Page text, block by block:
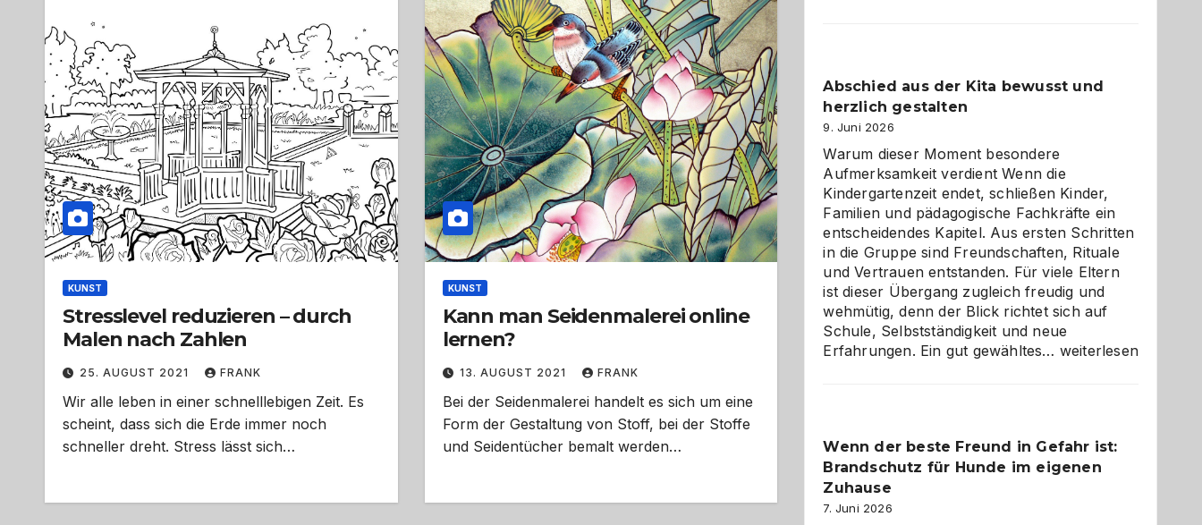
KUNST
Stresslevel reduzieren – durch
Malen nach Zahlen
25. AUGUST 2021 FRANK
Wir alle leben in einer schnelllebigen Zeit. Es
scheint, dass sich die Erde immer noch
schneller dreht. Stress lässt sich…
KUNST
Kann man Seidenmalerei online
lernen?
13. AUGUST 2021 FRANK
Bei der Seidenmalerei handelt es sich um eine
Form der Gestaltung von Stoff, bei der Stoffe
und Seidentücher bemalt werden…
verstehen
Abschied aus der Kita bewusst und
herzlich gestalten
9. Juni 2026
Warum dieser Moment besondere
Aufmerksamkeit verdient Wenn die
Kindergartenzeit endet, schließen Kinder,
Familien und pädagogische Fachkräfte ein
entscheidendes Kapitel. Aus ersten Schritten
in die Gruppe sind Freundschaften, Rituale
und Vertrauen entstanden. Für viele Eltern
ist dieser Übergang zugleich freudig und
wehmütig, denn der Blick richtet sich auf
Schule, Selbstständigkeit und neue
Erfahrungen. Ein gut gewähltes… Abschied
und
herzlich
weiterlesen
Wenn der beste Freund in Gefahr ist:
Brandschutz für Hunde im eigenen
Zuhause
7. Juni 2026